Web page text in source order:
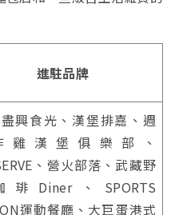
進駐品牌
興食光、漢堡排嘉、週
雞漢堡俱樂部、
、營火部落、武藏野
琲Diner、SPORTS
運動餐廳、大巨蛋港式